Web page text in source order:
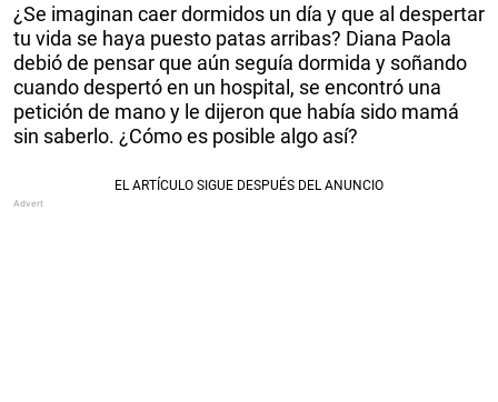
¿Se imaginan caer dormidos un día y que al despertar
tu vida se haya puesto patas arribas? Diana Paola
debió de pensar que aún seguía dormida y soñando
cuando despertó en un hospital, se encontró una
petición de mano y le dijeron que había sido mamá
sin saberlo. ¿Cómo es posible algo así?